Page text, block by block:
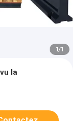
1/1
la